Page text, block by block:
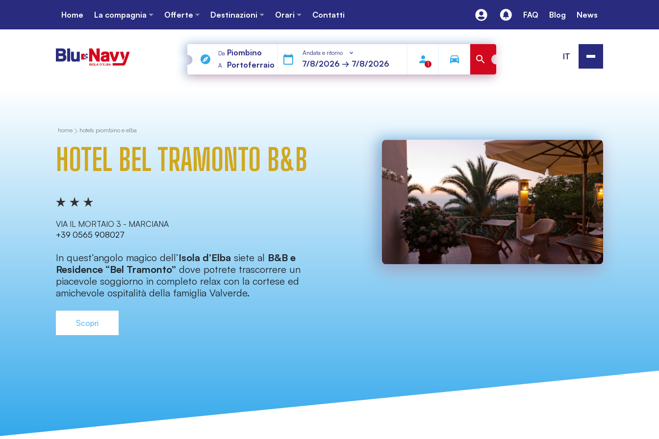
Home La compagnia Offerte Destinazioni Orari Contatti FAQ Blog News
Da Piombino
A Portoferraio
Andata e ritorno
1
IT
home hotels piombino e elba
HOTEL BEL TRAMONTO B&B
VIA IL MORTAIO 3 - MARCIANA
+39 0565 908027
In quest’angolo magico dell’Isola d’Elba siete al B&B e
Residence “Bel Tramonto” dove potrete trascorrere un
piacevole soggiorno in completo relax con la cortese ed
amichevole ospitalità della famiglia Valverde.
Scopri